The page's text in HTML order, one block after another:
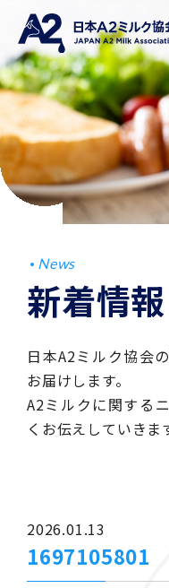
News
新着情報
日本A2ミルク協会
お届けします。
A2ミルクに関する
くお伝えしていきま
2026.01.13
1697105801